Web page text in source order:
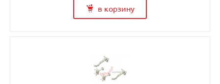
в корзину